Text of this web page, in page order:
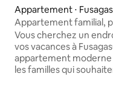
Appartement ⋅
Appartement familial,
parking
Vous cherchez un
vos vacances à
appartement
les familles qui